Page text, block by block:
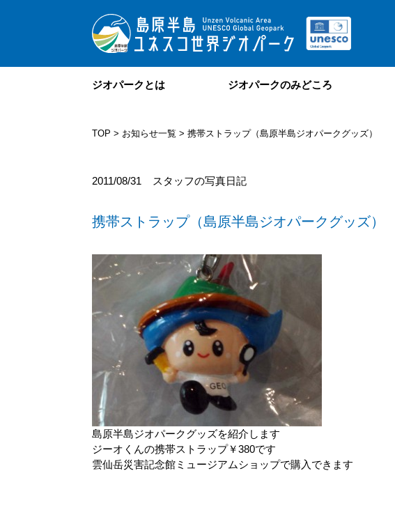
ジオパークとは ジオパークのみどころ
TOP > お知らせ一覧 > 携帯ストラップ（島原半島ジオパークグッズ）
2011/08/31 スタッフの写真日記
携帯ストラップ（島原半島ジオパークグッズ）
島原半島ジオパークグッズを紹介します
ジーオくんの携帯ストラップ￥380です
雲仙岳災害記念館ミュージアムショップで購入できます